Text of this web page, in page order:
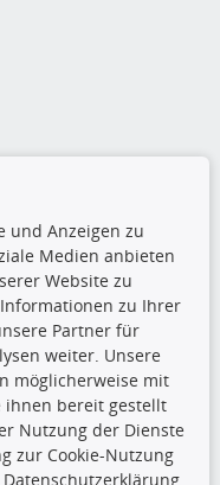
Daten,
die gesamte Datenbank,
werden. Es ist zu
Datenbank ohne
zu
durch Dritte ausführen
verfolgt.
und Anzeigen zu
Medien anbieten
Website zu
zu Ihrer
Partner für
weiter. Unsere
möglicherweise mit
ihnen bereit gestellt
Nutzung der Dienste
zur Cookie-Nutzung